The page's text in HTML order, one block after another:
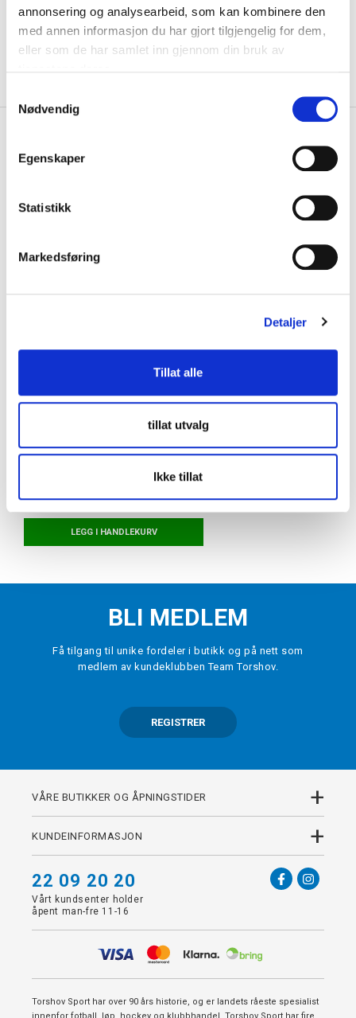
annonsering og analysearbeid, som kan kombinere den
med annen informasjon du har gjort tilgjengelig for dem,
eller som de har samlet inn gjennom din bruk av
a
Nødvendig
Egenskaper
Statistikk
Markedsføring
Detaljer
Tillat alle
tillat utvalg
Ikke tillat
LEGG I HANDLEKURV KLIKK & HENT
På lager
Gratis frakt på bestillinger over 1300,-.
DETALJER +
Hvit/Sort
VELGSTØRRELSE ▾
LEGG I HANDLEKURV
BLI MEDLEM
Få tilgang til unike fordeler i butikk og på nett som
medlem av kundeklubben Team Torshov.
REGISTRER
VÅRE BUTIKKER OG ÅPNINGSTIDER +
KUNDEINFORMASJON +
22 09 20 20
Vårt kundsenter holder
åpent man-fre 11-16
Torshov Sport har over 90 års historie, og er landets råeste spesialist